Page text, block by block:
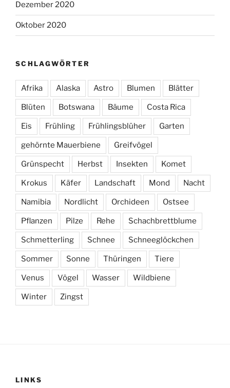
Dezember 2020
Oktober 2020
SCHLAGWÖRTER
Afrika Alaska Astro Blumen Blätter
Blüten Botswana Bäume Costa Rica
Eis Frühling Frühlingsblüher Garten
gehörnte Mauerbiene Greifvögel
Grünspecht Herbst Insekten Komet
Krokus Käfer Landschaft Mond Nacht
Namibia Nordlicht Orchideen Ostsee
Pflanzen Pilze Rehe Schachbrettblume
Schmetterling Schnee Schneeglöckchen
Sommer Sonne Thüringen Tiere
Venus Vögel Wasser Wildbiene
Winter Zingst
LINKS